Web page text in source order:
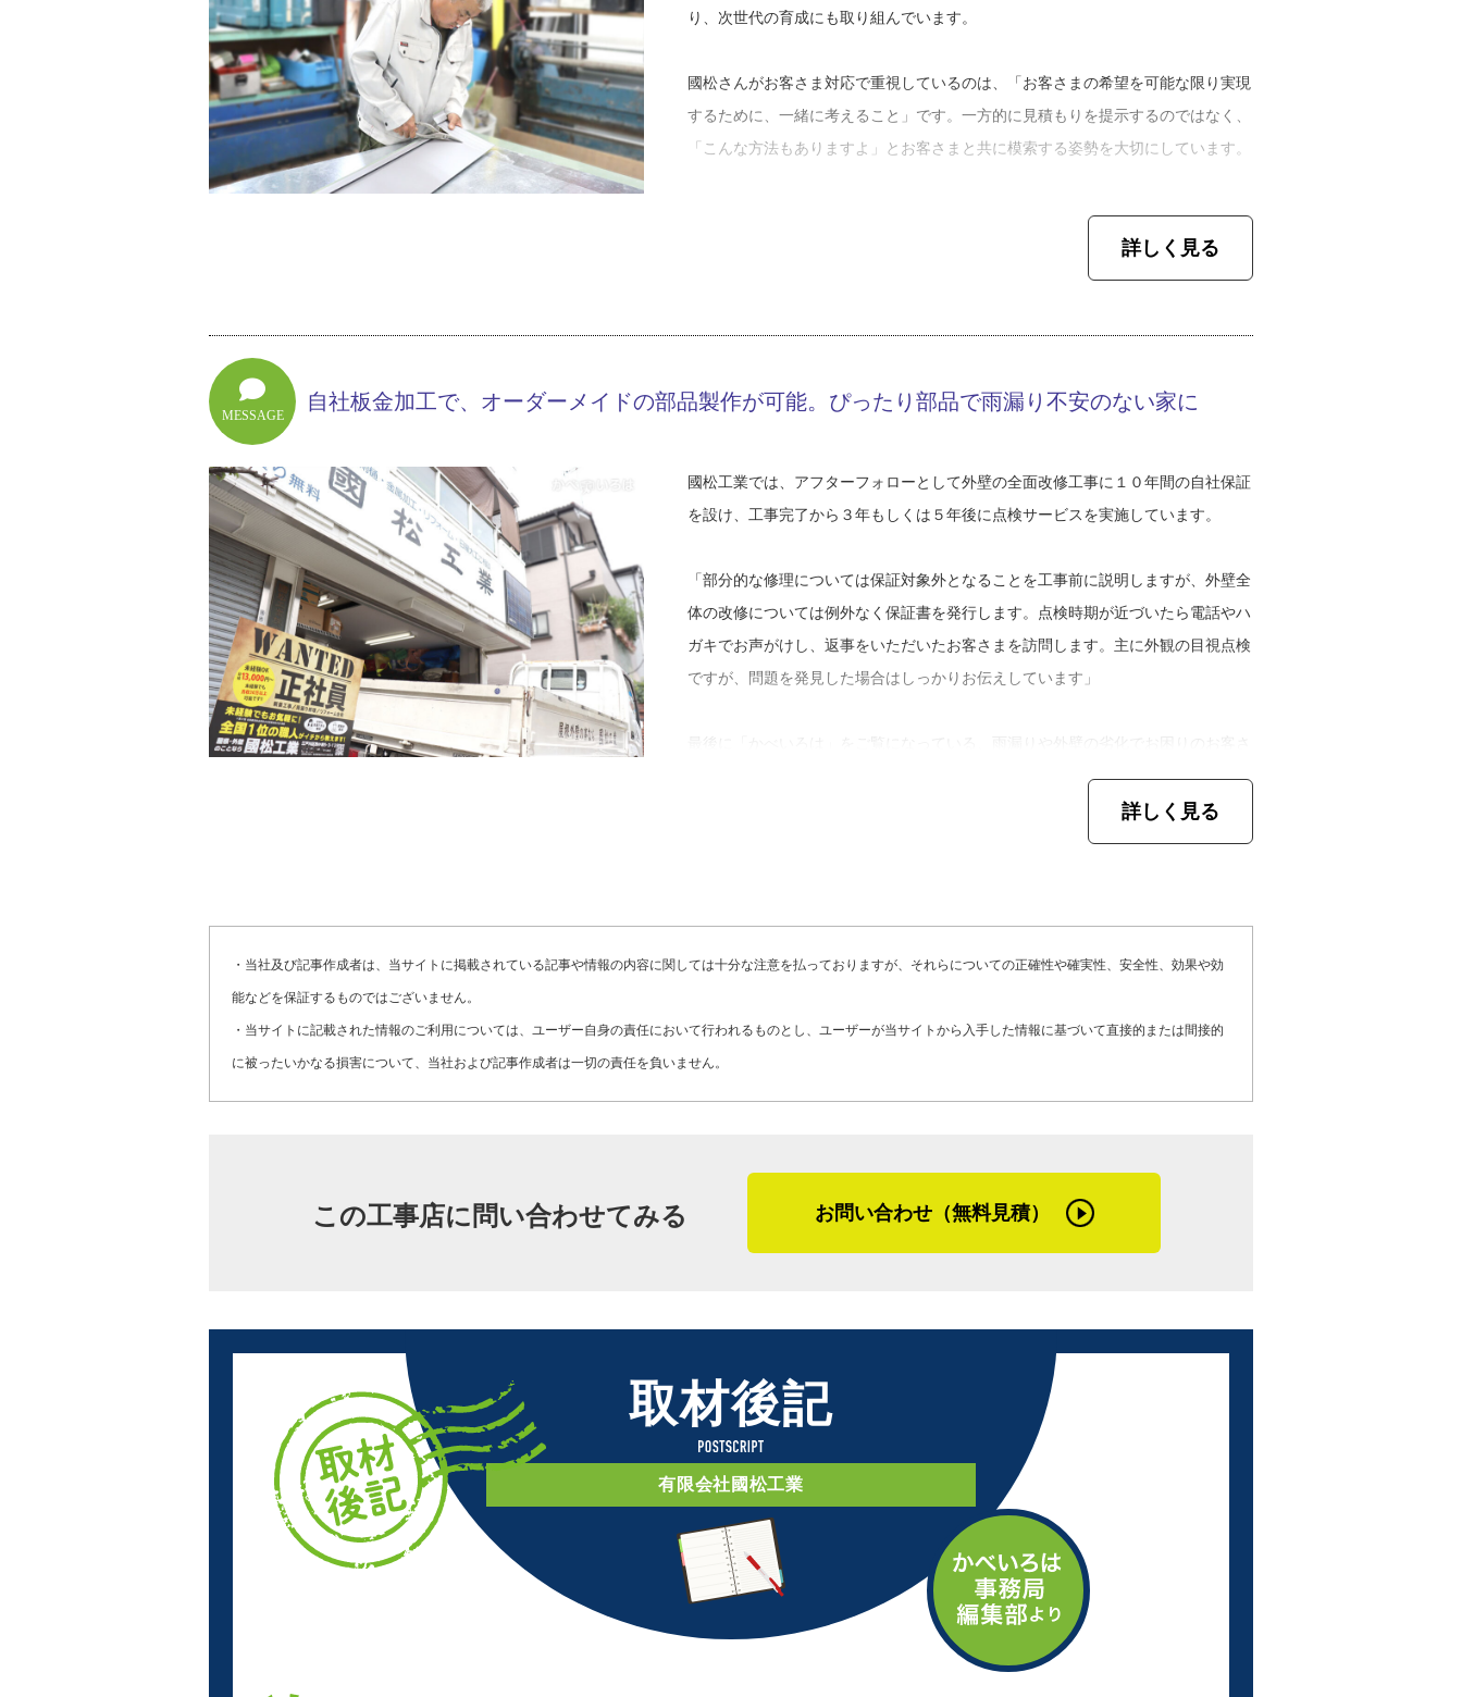
國松さんは手先が器用だったため、先輩職人から板金を教わりスムーズに技術を身
す。おじいさんの逝去により、２５歳という若さで会社を背負うことになったので
す。
部考え直さなければなりませんでした」と國松さんは語ります。ベテラン職人に気
違い、社長として認めてもらえるようになったのかな。だから取得できる資格は片
引退した職人も継続して働けるよう、金物製作やオブジェ制作という新分野の事業
化を検討中です。
「現実的な話として、怪我や加齢による体力低下で現場作業が難しくなることがあ
ります。でも長年培った高い技術は変わらず持っているわけです。そんな職人のた
り、次世代の育成にも取り組んでいます。
國松さんがお客さま対応で重視しているのは、「お客さまの希望を可能な限り実現
するために、一緒に考えること」です。一方的に見積もりを提示するのではなく、
「こんな方法もありますよ」とお客さまと共に模索する姿勢を大切にしています。
「提案時には必ず３～６パターンの選択肢を準備します。予算と希望を照らし合わ
せて、これなら追加してもいいかなと思えるような案内をします。家のことって家
族で相談しますよね。旦那さんは『それいらない』、奥さんは『こうしたい』と意
しています。カバー工法は塗装と比較すると値が高くなるため、予算の都合で塗装
を選択するお客さまが多いそうです。
「外壁リフォームはカバー工法と塗装の両方で見積りを作ります。カバーが必要な
のは、塗装では対応できないほど表面の劣化が進んだ外壁の場合です。そこまで傷
むと塗装してもすぐにまたボロボロになってしまうので、新しい外壁材でカバーし
た方が安心です。塗装で考えていると、カバー工法は高く感じてしまうので、安価
す。
分で考えながら設計図を書くのが好きなんです。自社で加工できないような凝った
形のパネルでも、信頼の置ける加工業者や塗装業者と相談して作ります。オーダー
し削り、コーキングが奥まで入りやすいように処理してからコーキングをしっかり
埋め込む工法を取っています。
す。少し厚みが出るように壁を削ってそこにコーキングを入れると持ちが良くなり
ます。陽当たりや湿気等の違いはありますが、これをするともちに２～３年の差が
出ると思うんです」
東京都江戸川区の外壁工事の特性について尋ねました。東京都、特に２３区内は建
物密集地が多く、施工後に建物が土地境界線をまたいでしまう懸念があります。さ
らに、工期中の足場設置の有無、駐車スペース、材料置き場の確保等、工事店とし
て配慮すべき事柄がたくさんあり、國松さんは日々お客さまや近隣住民の方々とコ
ミュニケーションを取り、工事が円滑に進むよう努めています。
詳しく見る
MESSAGE
自社板金加工で、オーダーメイドの部品製作が可能。ぴったり部品で雨漏り不安のない家に
國松工業では、アフターフォローとして外壁の全面改修工事に１０年間の自社保証
を設け、工事完了から３年もしくは５年後に点検サービスを実施しています。
「部分的な修理については保証対象外となることを工事前に説明しますが、外壁全
体の改修については例外なく保証書を発行します。点検時期が近づいたら電話やハ
ガキでお声がけし、返事をいただいたお客さまを訪問します。主に外観の目視点検
ですが、問題を発見した場合はしっかりお伝えしています」
ま、そして外壁リフォームや外壁修理を検討しているお客さまへメッセージです。
「雨漏りなどの不具合、お気軽にお声がけください。板金加工ができるので家にぴ
が絶妙に融合している、これが國松工業の経営の要です。目の前の相手の状況を深
く理解しようとする姿勢が、國松工業の信用に繋がっているのだと感じた取材でし
た。
（２０２５年５月取材）
詳しく見る
・当社及び記事作成者は、当サイトに掲載されている記事や情報の内容に関しては十分な注意を払っておりますが、それらについての正確性や確実性、安全性、効果や効
能などを保証するものではございません。
・当サイトに記載された情報のご利用については、ユーザー自身の責任において行われるものとし、ユーザーが当サイトから入手した情報に基づいて直接的または間接的
に被ったいかなる損害について、当社および記事作成者は一切の責任を負いません。
この工事店に問い合わせてみる お問い合わせ（無料見積）
取材後記
有限会社國松工業